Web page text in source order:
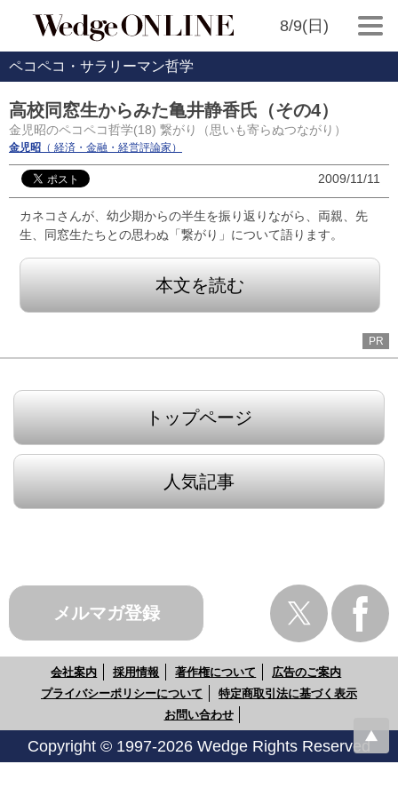
8/9(日)
ペコペコ・サラリーマン哲学
高校同窓生からみた亀井静香氏（その4）
金児昭のペコペコ哲学(18) 繋がり（思いも寄らぬつながり）
金児昭 （ 経済・金融・経営評論家）
2009/11/11
カネコさんが、幼少期からの半生を振り返りながら、両親、先
生、同窓生たちとの思わぬ「繋がり」について語ります。
本文を読む
PR
トップページ
人気記事
メルマガ登録
会社案内 採用情報 著作権について
広告のご案内
プライバシーポリシーについて
特定商取引法に基づく表示
お問い合わせ
Copyright © 1997-2026 Wedge Rights Reserved